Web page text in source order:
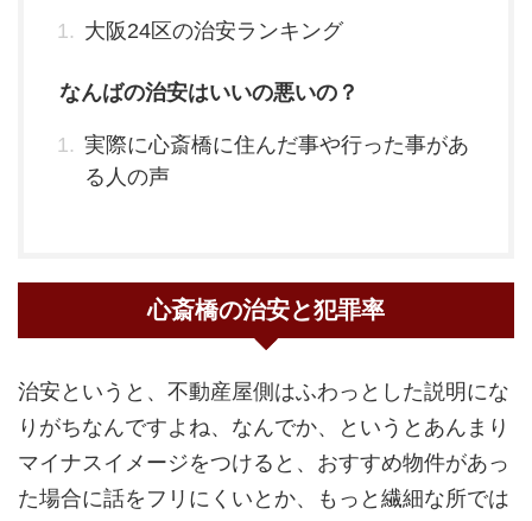
大阪24区の治安ランキング
なんばの治安はいいの悪いの？
実際に心斎橋に住んだ事や行った事があ
る人の声
心斎橋の治安と犯罪率
治安というと、不動産屋側はふわっとした説明にな
りがちなんですよね、なんでか、というとあんまり
マイナスイメージをつけると、おすすめ物件があっ
た場合に話をフリにくいとか、もっと繊細な所では